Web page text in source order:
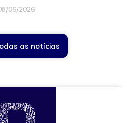
06/2026
as notícias